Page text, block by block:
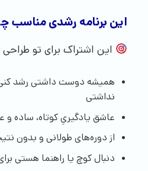
این برنامه رشدی مناسب
این اشتراک برای تو
همیشه دوست داشتی رشد کنی
نداشتی
عاشق یادگیریِ کوتاه، ساده
از دوره‌های طولانی و بدون
دنبال کوچ یا راهنما هستی